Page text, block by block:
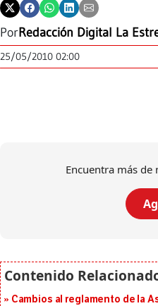
PorRedacción Digital La
25/05/2010 02:00
Encuentra más
Cambios al reglamento de la